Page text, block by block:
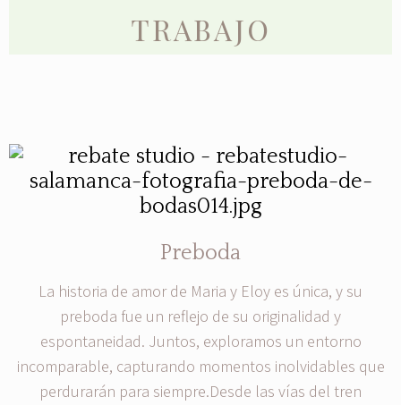
TRABAJO
Preboda
La historia de amor de Maria y Eloy es única, y su
preboda fue un reflejo de su originalidad y
espontaneidad. Juntos, exploramos un entorno
incomparable, capturando momentos inolvidables que
perdurarán para siempre.Desde las vías del tren